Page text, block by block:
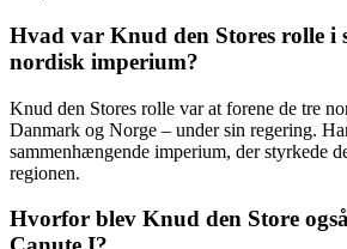
Hvad var Knud den Stores rolle i
nordisk imperium?
Knud den Stores rolle var at forene de tre
Danmark og Norge – under sin regering.
sammenhængende imperium, der styrkede
regionen.
Hvorfor blev Knud den Store